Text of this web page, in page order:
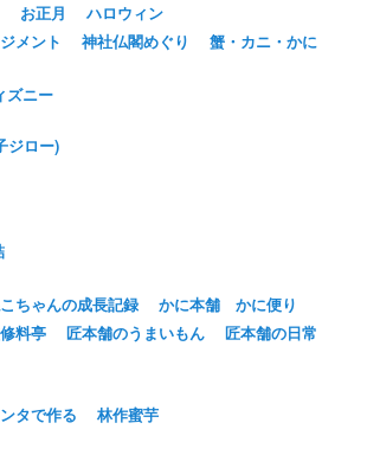
お正月
ハロウィン
メント
神社仏閣めぐり
蟹・カニ・かに
ズニー
ジロー)
ちゃんの成長記録
かに本舗 かに便り
料亭
匠本舗のうまいもん
匠本舗の日常
タで作る
林作蜜芋